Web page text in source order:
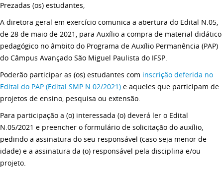
Prezadas (os) estudantes,
A diretora geral em exercício comunica a abertura do Edital N.05,
de 28 de maio de 2021, para Auxílio a compra de material didático
pedagógico no âmbito do Programa de Auxílio Permanência (PAP)
do Câmpus Avançado São Miguel Paulista do IFSP.
Poderão participar as (os) estudantes com inscrição deferida no
Edital do PAP (Edital SMP N.02/2021) e aqueles que participam de
projetos de ensino, pesquisa ou extensão.
Para participação a (o) interessada (o) deverá ler o Edital
N.05/2021 e preencher o formulário de solicitação do auxílio,
pedindo a assinatura do seu responsável (caso seja menor de
idade) e a assinatura da (o) responsável pela disciplina e/ou
projeto.